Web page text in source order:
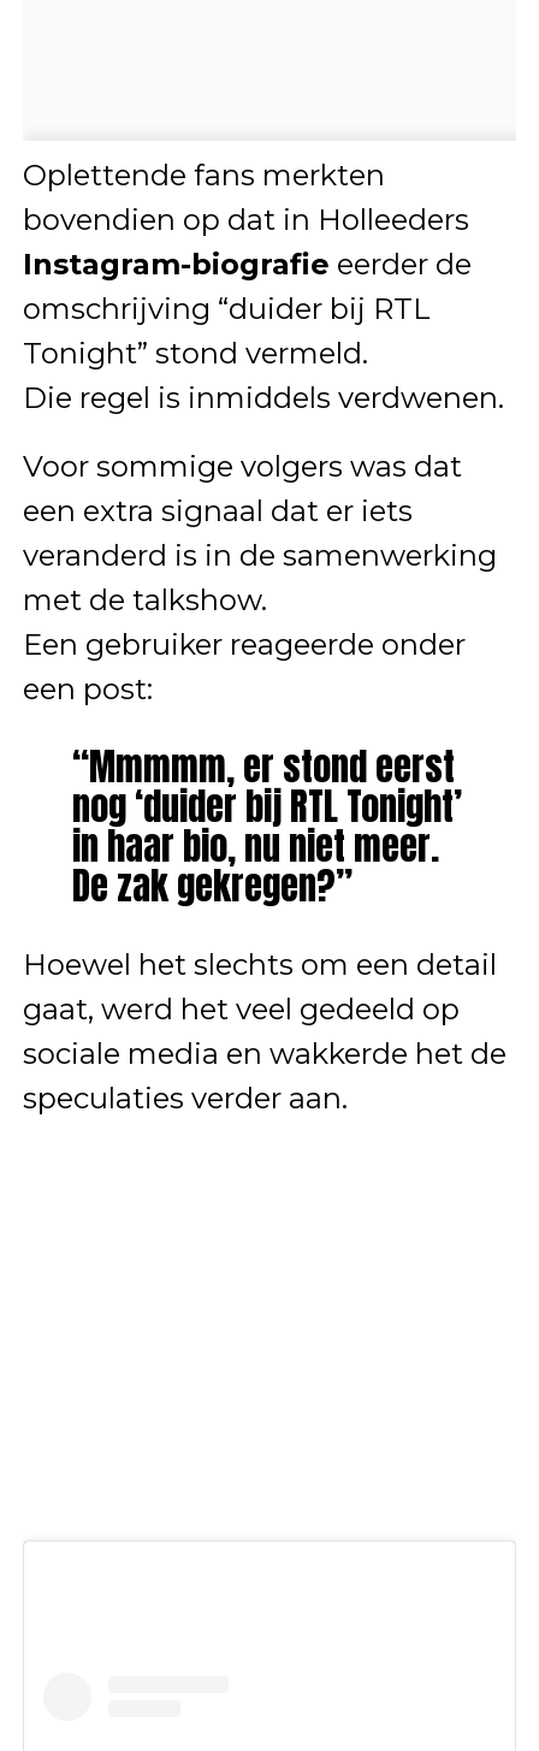
Oplettende fans merkten
bovendien op dat in Holleeders
Instagram-biografie eerder de
omschrijving “duider bij RTL
Tonight” stond vermeld.
Die regel is inmiddels verdwenen.
Voor sommige volgers was dat
een extra signaal dat er iets
veranderd is in de samenwerking
met de talkshow.
Een gebruiker reageerde onder
een post:
“Mmmmm, er stond eerst
nog ‘duider bij RTL Tonight’
in haar bio, nu niet meer.
De zak gekregen?”
Hoewel het slechts om een detail
gaat, werd het veel gedeeld op
sociale media en wakkerde het de
speculaties verder aan.